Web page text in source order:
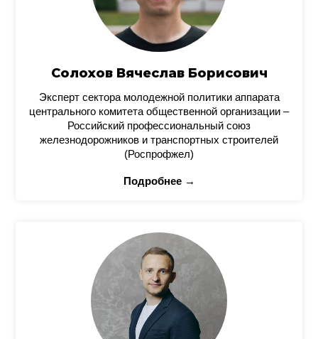
Солохов Вячеслав Борисович
Эксперт сектора молодежной политики аппарата
центрального комитета общественной организации –
Российский профессиональный союз
железнодорожников и транспортных строителей
(Роспрофжел)
Подробнее →